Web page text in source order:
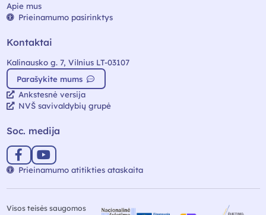
Apie mus
Prieinamumo pasirinktys
Kontaktai
Kalinausko g. 7, Vilnius LT-03107
Parašykite mums
Ankstesnė versija
NVŠ savivaldybių grupė
Soc. medija
Prieinamumo atitikties ataskaita
Visos teisės saugomos